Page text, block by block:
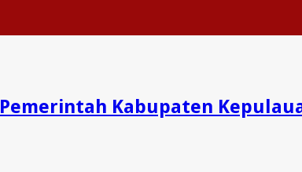
Pemerintah Kabupaten